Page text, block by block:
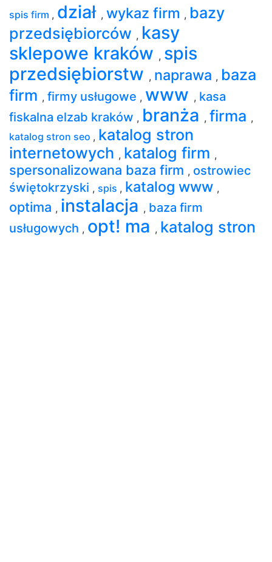
spis firm , dział , wykaz firm , bazy
przedsiębiorców , kasy
sklepowe kraków , spis
przedsiębiorstw , naprawa , baza
firm , firmy usługowe , www , kasa
fiskalna elzab kraków , branża , firma ,
katalog stron seo , katalog stron
internetowych , katalog firm ,
spersonalizowana baza firm , ostrowiec
świętokrzyski , spis , katalog www ,
optima , instalacja , baza firm
usługowych , opt! ma , katalog stron